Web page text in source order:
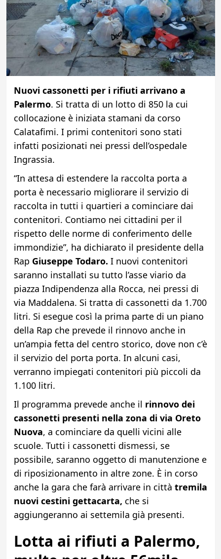
Nuovi cassonetti per i rifiuti arrivano a
Palermo. Si tratta di un lotto di 850 la cui
collocazione è iniziata stamani da corso
Calatafimi. I primi contenitori sono stati
infatti posizionati nei pressi dell’ospedale
Ingrassia.
“In attesa di estendere la raccolta porta a
porta è necessario migliorare il servizio di
raccolta in tutti i quartieri a cominciare dai
contenitori. Contiamo nei cittadini per il
rispetto delle norme di conferimento delle
immondizie”, ha dichiarato il presidente della
Rap Giuseppe Todaro. I nuovi contenitori
saranno installati su tutto l’asse viario da
piazza Indipendenza alla Rocca, nei pressi di
via Maddalena. Si tratta di cassonetti da 1.700
litri. Si esegue così la prima parte di un piano
della Rap che prevede il rinnovo anche in
un’ampia fetta del centro storico, dove non c’è
il servizio del porta porta. In alcuni casi,
verranno impiegati contenitori più piccoli da
1.100 litri.
Il programma prevede anche il rinnovo dei
cassonetti presenti nella zona di via Oreto
Nuova, a cominciare da quelli vicini alle
scuole. Tutti i cassonetti dismessi, se
possibile, saranno oggetto di manutenzione e
di riposizionamento in altre zone. È in corso
anche la gara che farà arrivare in città tremila
nuovi cestini gettacarta, che si
aggiungeranno ai settemila già presenti.
Lotta ai rifiuti a Palermo,